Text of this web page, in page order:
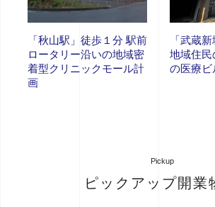
「秋山駅」徒歩１分 駅前
ロータリー沿いの地域密
着型クリニックモール計
画
「武蔵
地域住民
の医療ビ
Pickup
ピックアップ開業